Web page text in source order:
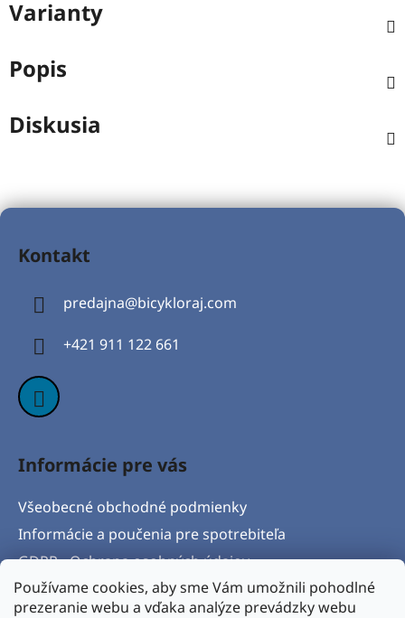
Používame cookies, aby sme Vám umožnili pohodlné
prezeranie webu a vďaka analýze prevádzky webu
Varianty
Popis
Diskusia
Z
Kontakt
predajna@bicykloraj.com
+421 911 122 661
Informácie pre vás
Všeobecné obchodné podmienky
Informácie a poučenia pre spotrebiteľa
GDPR - Ochrana osobných údajov
Formulár na odstúpenie od zmluvy